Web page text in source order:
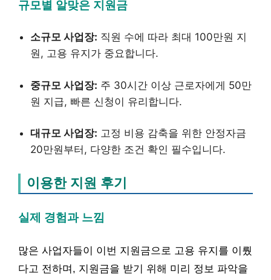
규모별 알맞은 지원금
소규모 사업장: 직원 수에 따라 최대 100만원 지
원, 고용 유지가 중요합니다.
중규모 사업장: 주 30시간 이상 근로자에게 50만
원 지급, 빠른 신청이 유리합니다.
대규모 사업장: 고정 비용 감축을 위한 안정자금
20만원부터, 다양한 조건 확인 필수입니다.
이용한 지원 후기
실제 경험과 느낌
많은 사업자들이 이번 지원금으로 고용 유지를 이뤘
다고 전하며, 지원금을 받기 위해 미리 정보 파악을